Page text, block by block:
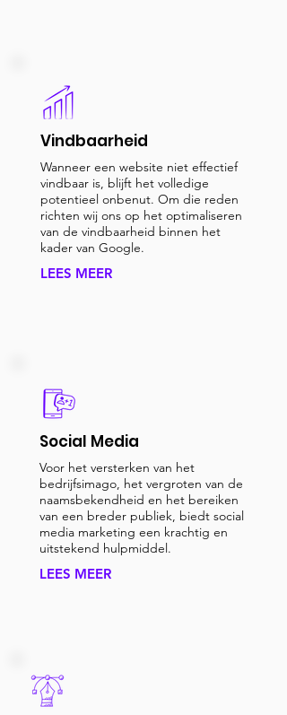
Vindbaarheid
Wanneer een website niet effectief
vindbaar is, blijft het volledige
potentieel onbenut. Om die reden
richten wij ons op het optimaliseren
van de vindbaarheid binnen het
kader van Google.
LEES MEER
Social Media
Voor het versterken van het
bedrijfsimago, het vergroten van de
naamsbekendheid en het bereiken
van een breder publiek, biedt social
media marketing een krachtig en
uitstekend hulpmiddel.
LEES MEER